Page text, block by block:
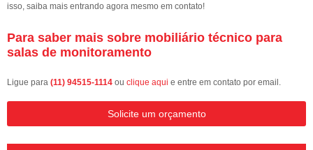
isso, saiba mais entrando agora mesmo em contato!
Para saber mais sobre mobiliário técnico para
salas de monitoramento
Ligue para (11) 94515-1114 ou clique aqui e entre em contato por email.
Solicite um orçamento